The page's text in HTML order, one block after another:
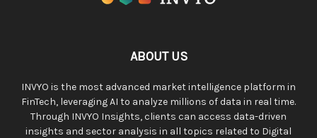
ABOUT US
INVYO is the most advanced market intelligence platform in
FinTech, leveraging AI to analyze millions of data in real time.
Through INVYO Insights, clients can access data-driven
insights and sector analysis in all topics related to Digital